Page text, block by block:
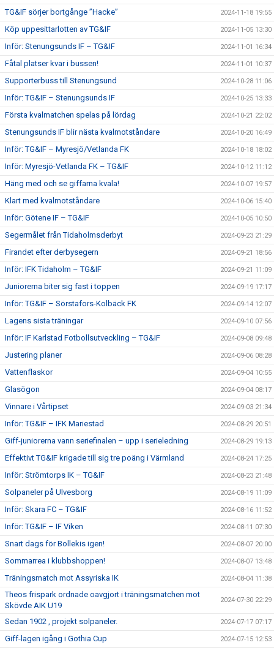
TG&IF sörjer bortgånge ”Hacke” 2024-11-18 19:55
Köp uppesittarlotten av TG&IF 2024-11-05 13:30
Inför: Stenungsunds IF – TG&IF 2024-11-01 16:34
Fåtal platser kvar i bussen! 2024-11-01 10:37
Supporterbuss till Stenungsund 2024-10-28 11:06
Inför: TG&IF – Stenungsunds IF 2024-10-25 13:33
Första kvalmatchen spelas på lördag 2024-10-21 22:02
Stenungsunds IF blir nästa kvalmotståndare 2024-10-20 16:49
Inför: TG&IF – Myresjö/Vetlanda FK 2024-10-18 18:02
Inför: Myresjö-Vetlanda FK – TG&IF 2024-10-12 11:12
Häng med och se giffarna kvala! 2024-10-07 19:57
Klart med kvalmotståndare 2024-10-06 15:40
Inför: Götene IF – TG&IF 2024-10-05 10:50
Segermålet från Tidaholmsderbyt 2024-09-23 21:29
Firandet efter derbysegern 2024-09-21 18:56
Inför: IFK Tidaholm – TG&IF 2024-09-21 11:09
Juniorerna biter sig fast i toppen 2024-09-19 17:17
Inför: TG&IF – Sörstafors-Kolbäck FK 2024-09-14 12:07
Lagens sista träningar 2024-09-10 07:56
Inför: IF Karlstad Fotbollsutveckling – TG&IF 2024-09-08 09:48
Justering planer 2024-09-06 08:28
Vattenflaskor 2024-09-04 10:55
Glasögon 2024-09-04 08:17
Vinnare i Vårtipset 2024-09-03 21:34
Inför: TG&IF – IFK Mariestad 2024-08-29 20:51
Giff-juniorerna vann seriefinalen – upp i serieledning 2024-08-29 19:13
Effektivt TG&IF krigade till sig tre poäng i Värmland 2024-08-24 17:25
Inför: Strömtorps IK – TG&IF 2024-08-23 21:48
Solpaneler på Ulvesborg 2024-08-19 11:09
Inför: Skara FC – TG&IF 2024-08-16 11:52
Inför: TG&IF – IF Viken 2024-08-11 07:30
Snart dags för Bollekis igen! 2024-08-07 20:00
Sommarrea i klubbshoppen! 2024-08-07 13:48
Träningsmatch mot Assyriska IK 2024-08-04 11:38
Theos frispark ordnade oavgjort i träningsmatchen mot
Skövde AIK U19
2024-07-30 22:29
Sedan 1902 , projekt solpaneler. 2024-07-17 07:17
Giff-lagen igång i Gothia Cup 2024-07-15 12:53